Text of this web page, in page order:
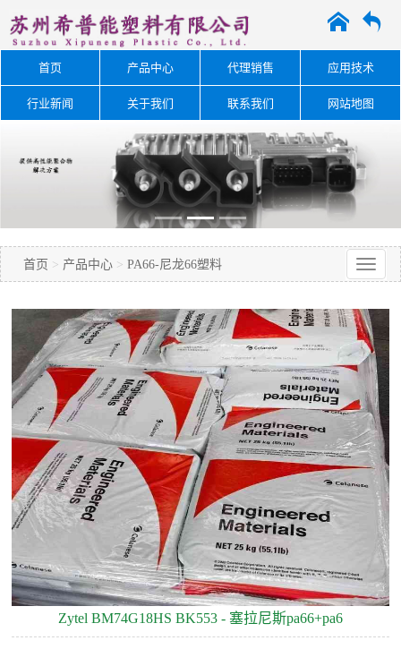
A O
首页 产品中心 代理销售 应用技术
行业新闻 关于我们 联系我们 网站地图
首页 > 产品中心 > PA66-尼龙66塑料
Zytel BM74G18HS BK553 - 塞拉尼斯pa66+pa6